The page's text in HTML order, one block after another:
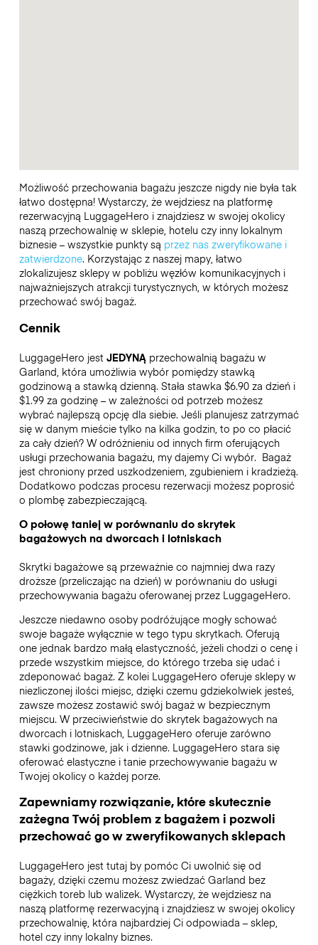
Możliwość przechowania bagażu jeszcze nigdy nie była tak
łatwo dostępna! Wystarczy, że wejdziesz na platformę
rezerwacyjną LuggageHero i znajdziesz w swojej okolicy
naszą przechowalnię w sklepie, hotelu czy inny lokalnym
biznesie – wszystkie punkty są przez nas zweryfikowane i
zatwierdzone. Korzystając z naszej mapy, łatwo
zlokalizujesz sklepy w pobliżu węzłów komunikacyjnych i
najważniejszych atrakcji turystycznych, w których możesz
przechować swój bagaż.
Cennik
LuggageHero jest JEDYNĄprzechowalnią bagażu w
Garland, która umożliwia wybór pomiędzy stawką
godzinową a stawką dzienną. Stała stawka $6.90 za dzień i
$1.99 za godzinę – w zależności od potrzeb możesz
wybrać najlepszą opcję dla siebie. Jeśli planujesz zatrzymać
się w danym mieście tylko na kilka godzin, to po co płacić
za cały dzień? W odróżnieniu od innych firm oferujących
usługi przechowania bagażu, my dajemy Ci wybór. Bagaż
jest chroniony przed uszkodzeniem, zgubieniem i kradzieżą.
Dodatkowo podczas procesu rezerwacji możesz poprosić
o plombę zabezpieczającą.
O połowę taniej w porównaniu do skrytek
bagażowych na dworcach i lotniskach
Skrytki bagażowe są przeważnie co najmniej dwa razy
droższe (przeliczając na dzień) w porównaniu do usługi
przechowywania bagażu oferowanej przez LuggageHero.
Jeszcze niedawno osoby podróżujące mogły schować
swoje bagaże wyłącznie w tego typu skrytkach. Oferują
one jednak bardzo małą elastyczność, jeżeli chodzi o cenę i
przede wszystkim miejsce, do którego trzeba się udać i
zdeponować bagaż. Z kolei LuggageHero oferuje sklepy w
niezliczonej ilości miejsc, dzięki czemu gdziekolwiek jesteś,
zawsze możesz zostawić swój bagaż w bezpiecznym
miejscu. W przeciwieństwie do skrytek bagażowych na
dworcach i lotniskach, LuggageHero oferuje zarówno
stawki godzinowe, jak i dzienne. LuggageHero stara się
oferować elastyczne i tanie przechowywanie bagażu w
Twojej okolicy o każdej porze.
Zapewniamy rozwiązanie, które skutecznie
zażegna Twój problem z bagażem i pozwoli
przechować go w zweryfikowanych sklepach
LuggageHero jest tutaj by pomóc Ci uwolnić się od
bagaży, dzięki czemu możesz zwiedzać Garland bez
ciężkich toreb lub walizek. Wystarczy, że wejdziesz na
naszą platformę rezerwacyjną i znajdziesz w swojej okolicy
przechowalnię, która najbardziej Ci odpowiada – sklep,
hotel czy inny lokalny biznes.